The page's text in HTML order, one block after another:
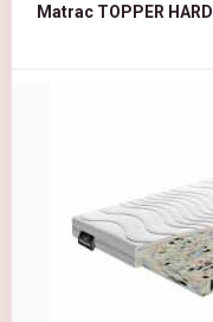
Matrac TOPPER HARD